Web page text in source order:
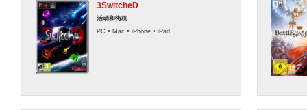
3SwitcheD
活动和街机
PC • Mac • iPhone • iPad